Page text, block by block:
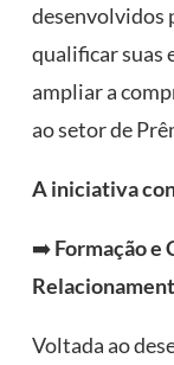
desenvolvidos
qualificar suas
ampliar a
ao setor de
A iniciativa
➡️Formação e
Voltada ao